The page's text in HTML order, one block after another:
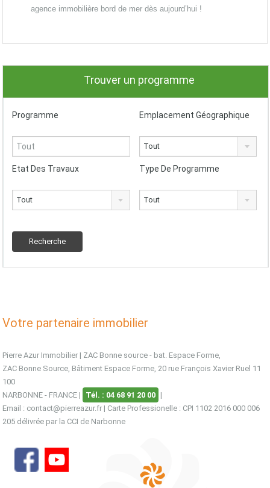
agence immobilière bord de mer dès aujourd’hui !
Trouver un programme
Programme Emplacement Géographique
Tout
Etat Des Travaux
Tout
Type De Programme
Tout
Votre partenaire immobilier
Pierre Azur Immobilier | ZAC Bonne source - bat. Espace Forme,
ZAC Bonne Source, Bâtiment Espace Forme, 20 rue François Xavier Ruel 11
100
NARBONNE - FRANCE | Tél. : 04 68 91 20 00 |
Email : contact@pierreazur.fr | Carte Professionelle : CPI 1102 2016 000 006
205 délivrée par la CCI de Narbonne